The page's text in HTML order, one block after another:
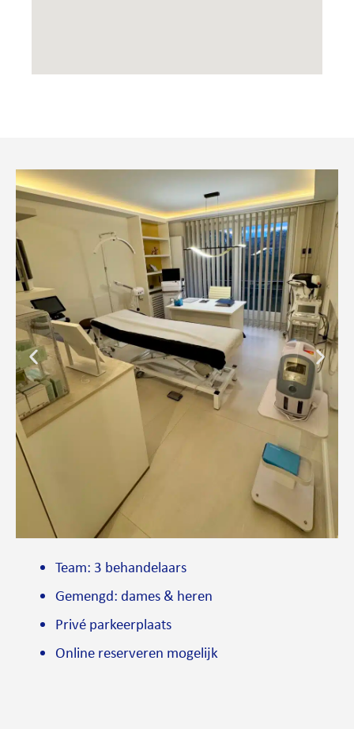
Team: 3 behandelaars
Gemengd: dames & heren
Privé parkeerplaats
Online reserveren mogelijk